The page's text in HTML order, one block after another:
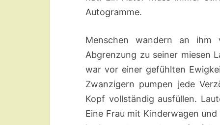
Autogramme.
Menschen wandern an
Abgrenzung zu seiner miesen
war vor einer gefühlten
Zwanzigern pumpen jede
Kopf vollständig ausfüllen.
Eine Frau mit Kinderwagen